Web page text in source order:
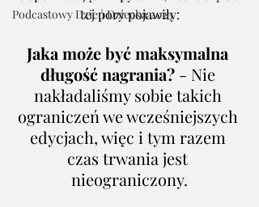
Podcastowy Dzień Dziecka 2023
tej pory pojawiły:
Jaka może być maksymalna
długość nagrania? - Nie
nakładaliśmy sobie takich
ograniczeń we wcześniejszych
edycjach, więc i tym razem
czas trwania jest
nieograniczony.